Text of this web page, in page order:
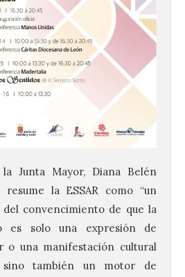
Junta Mayor, Diana Belén
resume la ESSAR como “un
convencimiento de que la
es solo una expresión de
o una manifestación cultural
también un motor de